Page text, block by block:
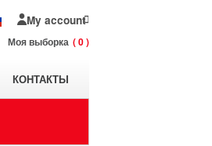
My account
Моя выборка 0
КОНТАКТЫ